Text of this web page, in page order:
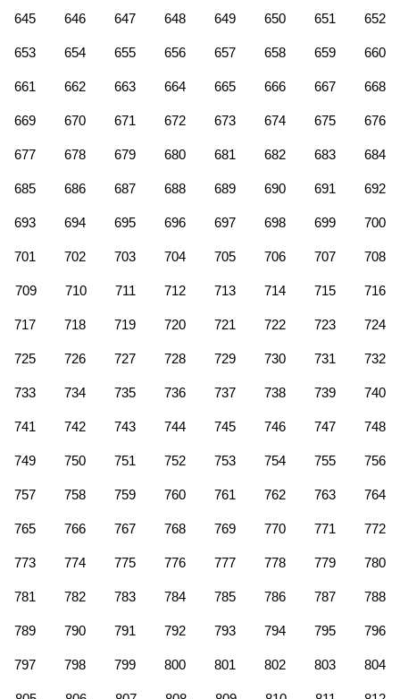
645 646 647 648 649 650 651 652
653 654 655 656 657 658 659 660
661 662 663 664 665 666 667 668
669 670 671 672 673 674 675 676
677 678 679 680 681 682 683 684
685 686 687 688 689 690 691 692
693 694 695 696 697 698 699 700
701 702 703 704 705 706 707 708
709 710 711 712 713 714 715 716
717 718 719 720 721 722 723 724
725 726 727 728 729 730 731 732
733 734 735 736 737 738 739 740
741 742 743 744 745 746 747 748
749 750 751 752 753 754 755 756
757 758 759 760 761 762 763 764
765 766 767 768 769 770 771 772
773 774 775 776 777 778 779 780
781 782 783 784 785 786 787 788
789 790 791 792 793 794 795 796
797 798 799 800 801 802 803 804